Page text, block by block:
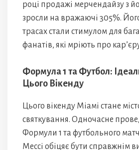
році продажі мерчендайзу з
зросли на вражаючі 305%.
трасах стали стимулом для
фанатів, які мріють про
Формула 1 та Футбол:
Цього Вікенду
Цього вікенду Міамі стане
святкування. Одночасне
Формули 1 та футбольного
Мессі обіцяє бути справжнім